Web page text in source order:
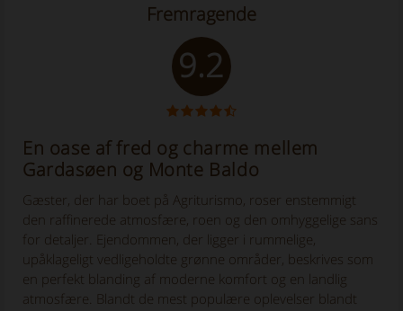
Fremragende
9.2
En oase af fred og charme mellem
Gardasøen og Monte Baldo
Gæster, der har boet på Agriturismo, roser enstemmigt
den raffinerede atmosfære, roen og den omhyggelige sans
for detaljer. Ejendommen, der ligger i rummelige,
upåklageligt vedligeholdte grønne områder, beskrives som
en perfekt blanding af moderne komfort og en landlig
atmosfære. Blandt de mest populære oplevelser blandt